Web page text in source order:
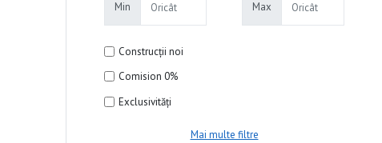
Min Max
Construcții noi
Comision 0%
Exclusivități
Mai multe filtre